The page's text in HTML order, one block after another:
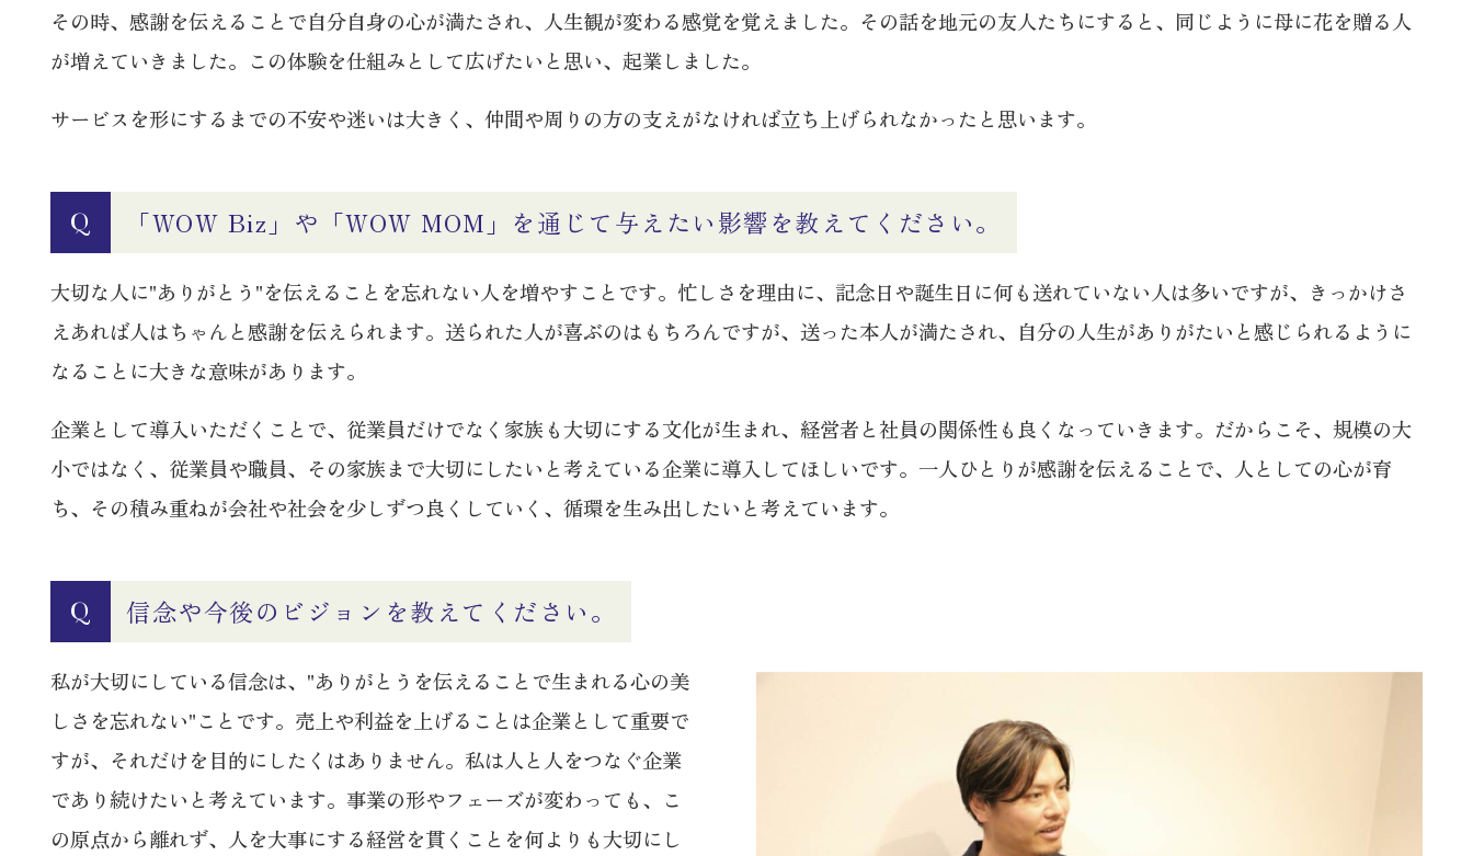
その時、感謝を伝えることで自分自身の心が満たされ、人生観が変わる感覚を覚えました。その話を地元の友人たちにすると、同じように母に花を贈る人
が増えていきました。この体験を仕組みとして広げたいと思い、起業しました。
サービスを形にするまでの不安や迷いは大きく、仲間や周りの方の支えがなければ立ち上げられなかったと思います。
Q 「WOW Biz」や「WOW MOM」を通じて与えたい影響を教えてください。
大切な人に"ありがとう"を伝えることを忘れない人を増やすことです。忙しさを理由に、記念日や誕生日に何も送れていない人は多いですが、きっかけさ
えあれば人はちゃんと感謝を伝えられます。送られた人が喜ぶのはもちろんですが、送った本人が満たされ、自分の人生がありがたいと感じられるように
なることに大きな意味があります。
企業として導入いただくことで、従業員だけでなく家族も大切にする文化が生まれ、経営者と社員の関係性も良くなっていきます。だからこそ、規模の大
小ではなく、従業員や職員、その家族まで大切にしたいと考えている企業に導入してほしいです。一人ひとりが感謝を伝えることで、人としての心が育
ち、その積み重ねが会社や社会を少しずつ良くしていく、循環を生み出したいと考えています。
Q 信念や今後のビジョンを教えてください。
私が大切にしている信念は、"ありがとうを伝えることで生まれる心の美
しさを忘れない"ことです。売上や利益を上げることは企業として重要で
すが、それだけを目的にしたくはありません。私は人と人をつなぐ企業
であり続けたいと考えています。事業の形やフェーズが変わっても、こ
の原点から離れず、人を大事にする経営を貫くことを何よりも大切にし